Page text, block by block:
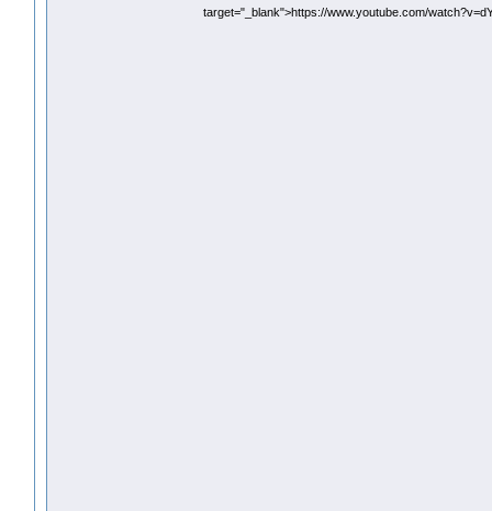
target="_blank">https://www.youtube.com/